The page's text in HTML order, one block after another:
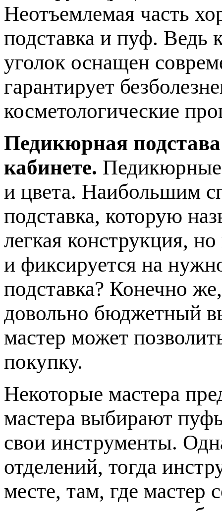
Неотъемлемая часть
подставка и пуф. Ведь
уголок оснащен
гарантирует
косметологические
Педикюрная подстава
кабинете. Педикюрные
и цвета. Наибольшим
подставка, которую
легкая конструкция,
и фиксируется на
подставка? Конечно
довольно бюджетный
мастер может
покупку.
Некоторые мастера
мастера выбирают
свои инструменты.
отделений, тогда
месте, там, где